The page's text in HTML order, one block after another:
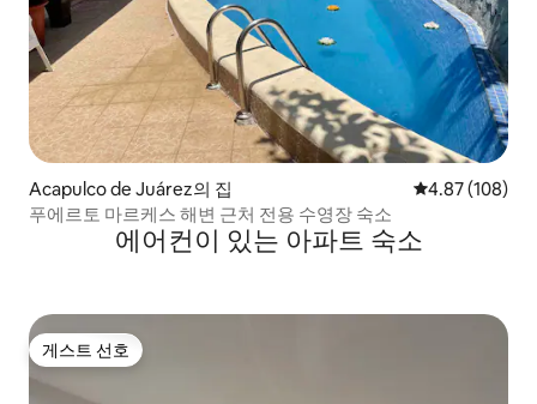
Acapulco de Juárez의 집 평점 4.87점(5
4.87 (108)
푸에르토 마르케스 해변 근처 전용 수영장 숙소
에어컨이 있는 아파트 숙소
게스트 선호
게스트 선호